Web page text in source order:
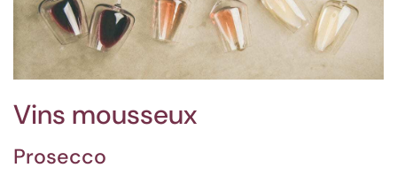
Vins mousseux
Prosecco